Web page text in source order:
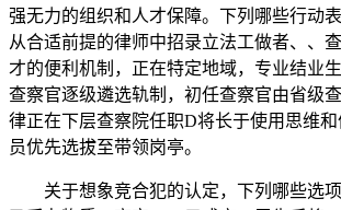
强无力的组织和人才保障。下列哪些行动
从合适前提的律师中招录立法工做者、、
才的便利机制，正在特定地域，专业结业
查察官逐级遴选轨制，初任查察官由省级
律正在下层查察院任职D将长于使用思维
员优先选拔至带领岗亭。
关于想象竞合犯的认定，下列哪些选项